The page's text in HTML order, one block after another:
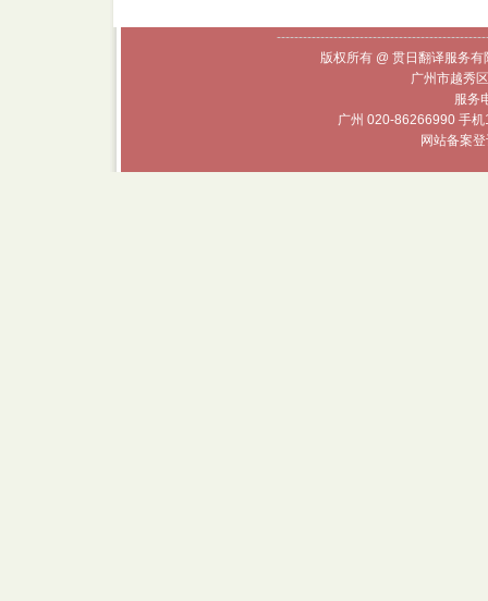
版权所有 @ 贯日翻译服务
广州市越秀
服务
广州 020-86266990 手
网站备案